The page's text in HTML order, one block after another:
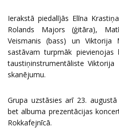
Ierakstā piedalījās Elīna
Rolands Majors (ģitāra),
Veismanis (bass) un Viktorija
sastāvam turpmāk
taustiņinstrumentāliste
skanējumu.
Grupa uzstāsies arī 23.
bet albuma prezentācijas
Rokkafejnīcā.